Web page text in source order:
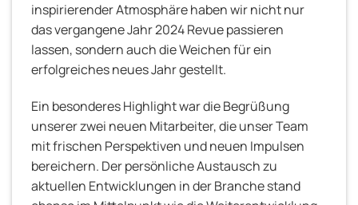
inspirierender Atmosphäre haben wir nicht nur
das vergangene Jahr 2024 Revue passieren
lassen, sondern auch die Weichen für ein
erfolgreiches neues Jahr gestellt.
Ein besonderes Highlight war die Begrüßung
unserer zwei neuen Mitarbeiter, die unser Team
mit frischen Perspektiven und neuen Impulsen
bereichern. Der persönliche Austausch zu
aktuellen Entwicklungen in der Branche stand